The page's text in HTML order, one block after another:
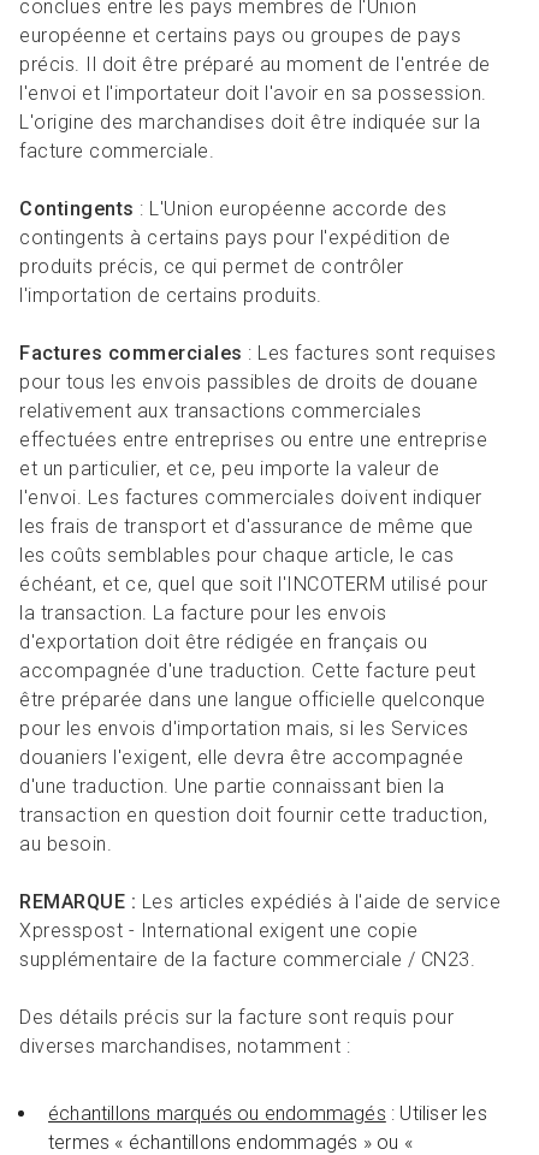
conclues entre les pays membres de l'Union
européenne et certains pays ou groupes de pays
précis. Il doit être préparé au moment de l'entrée de
l'envoi et l'importateur doit l'avoir en sa possession.
L'origine des marchandises doit être indiquée sur la
facture commerciale.
Contingents : L'Union européenne accorde des
contingents à certains pays pour l'expédition de
produits précis, ce qui permet de contrôler
l'importation de certains produits.
Factures commerciales : Les factures sont requises
pour tous les envois passibles de droits de douane
relativement aux transactions commerciales
effectuées entre entreprises ou entre une entreprise
et un particulier, et ce, peu importe la valeur de
l'envoi. Les factures commerciales doivent indiquer
les frais de transport et d'assurance de même que
les coûts semblables pour chaque article, le cas
échéant, et ce, quel que soit l'INCOTERM utilisé pour
la transaction. La facture pour les envois
d'exportation doit être rédigée en français ou
accompagnée d'une traduction. Cette facture peut
être préparée dans une langue officielle quelconque
pour les envois d'importation mais, si les Services
douaniers l'exigent, elle devra être accompagnée
d'une traduction. Une partie connaissant bien la
transaction en question doit fournir cette traduction,
au besoin.
REMARQUE : Les articles expédiés à l'aide de service
Xpresspost - International exigent une copie
supplémentaire de la facture commerciale / CN23.
Des détails précis sur la facture sont requis pour
diverses marchandises, notamment :
échantillons marqués ou endommagés : Utiliser les
termes « échantillons endommagés » ou «